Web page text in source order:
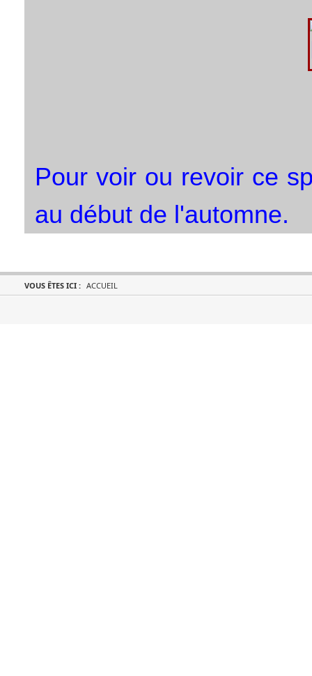
Pour voir ou revoir ce
au début de l'automne.
VOUS ÊTES ICI : ACCUEIL